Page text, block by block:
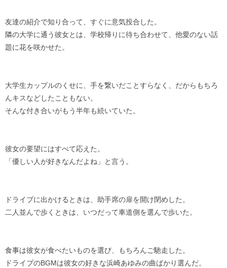
友達の紹介で知り合って、すぐに意気投合した。
隣の大学に通う彼女とは、学校帰りに待ち合わせて、他愛のない話
題に花を咲かせた。
大学生カップルのくせに、手を繋いだことすらなく、だからもちろ
んキスなどしたこともない。
そんな付き合いがもう半年も続いていた。
彼女の要望にはすべて応えた。
「優しい人が好きなんだよね」と言う。
ドライブに出かけるときは、助手席の扉を開け閉めした。
二人並んで歩くときは、いつだって車道側を選んで歩いた。
食事は彼女が食べたいものを選び、もちろんご馳走した。
ドライブのBGMは彼女の好きな浜崎あゆみの曲ばかり選んだ。